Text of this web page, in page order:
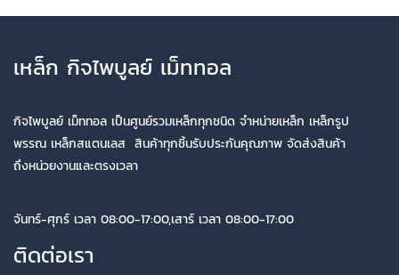
เหล็ก กิจไพบูลย์ เม็ททอล
กิจไพบูลย์ เม็ททอล เป็นศูนย์รวมเหล็กทุกชนิด จำหน่ายเหล็ก เหล็กรูป
พรรณ เหล็กสแตนเลส สินค้าทุกชิ้นรับประกันคุณภาพ จัดส่งสินค้า
ถึงหน่วยงานและตรงเวลา
จันทร์-ศุกร์ เวลา 08:00-17:00,เสาร์ เวลา 08:00-17:00
ติดต่อเรา